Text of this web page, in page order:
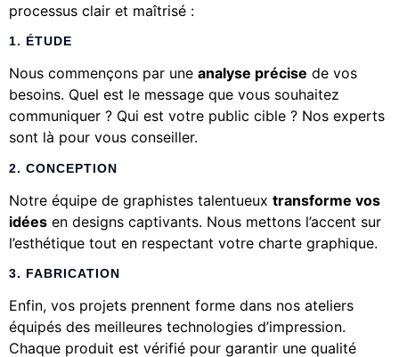
processus clair et maîtrisé :
1. ÉTUDE
Nous commençons par une analyse précise de vos
besoins. Quel est le message que vous souhaitez
communiquer ? Qui est votre public cible ? Nos experts
sont là pour vous conseiller.
2. CONCEPTION
Notre équipe de graphistes talentueux transforme vos
idées en designs captivants. Nous mettons l’accent sur
l’esthétique tout en respectant votre charte graphique.
3. FABRICATION
Enfin, vos projets prennent forme dans nos ateliers
équipés des meilleures technologies d’impression.
Chaque produit est vérifié pour garantir une qualité